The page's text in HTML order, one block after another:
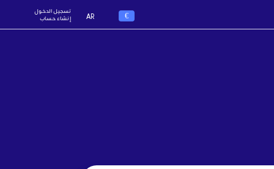
€
AR
تسجيل الدخول
إنشاء حساب